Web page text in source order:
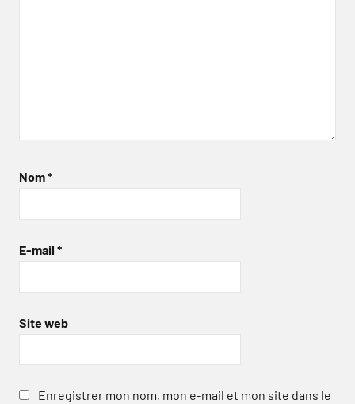
Nom*
E-mail *
Site web
Enregistrer mon nom, mon e-mail et mon site dans le